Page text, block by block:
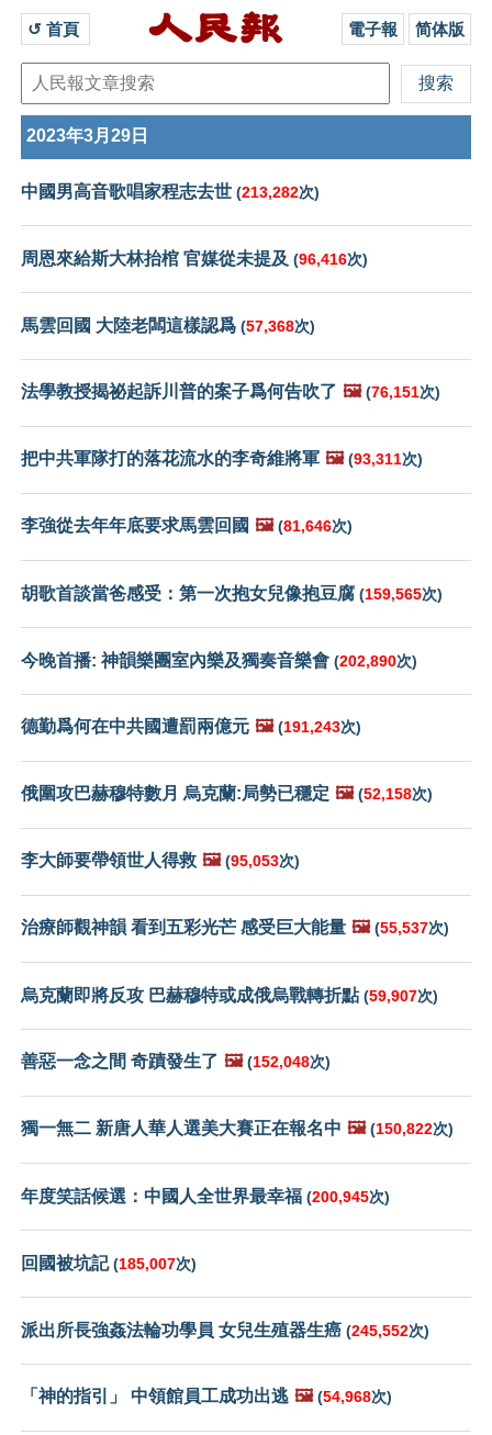
↺ 首頁 電子報 简体版
2023年3月29日
中國男高音歌唱家程志去世 (213,282次)
周恩來給斯大林抬棺 官媒從未提及 (96,416次)
馬雲回國 大陸老闆這樣認爲 (57,368次)
法學教授揭祕起訴川普的案子爲何告吹了 🖼️ (76,151次)
把中共軍隊打的落花流水的李奇維將軍 🖼️ (93,311次)
李強從去年年底要求馬雲回國 🖼️ (81,646次)
胡歌首談當爸感受：第一次抱女兒像抱豆腐 (159,565次)
今晚首播: 神韻樂團室內樂及獨奏音樂會 (202,890次)
德勤爲何在中共國遭罰兩億元 🖼️ (191,243次)
俄圍攻巴赫穆特數月 烏克蘭:局勢已穩定 🖼️ (52,158次)
李大師要帶領世人得救 🖼️ (95,053次)
治療師觀神韻 看到五彩光芒 感受巨大能量 🖼️ (55,537次)
烏克蘭即將反攻 巴赫穆特或成俄烏戰轉折點(59,907次)
善惡一念之間 奇蹟發生了 🖼️ (152,048次)
獨一無二 新唐人華人選美大賽正在報名中 🖼️ (150,822次)
年度笑話候選：中國人全世界最幸福 (200,945次)
回國被坑記(185,007次)
派出所長強姦法輪功學員 女兒生殖器生癌 (245,552次)
「神的指引」 中領館員工成功出逃 🖼️ (54,968次)